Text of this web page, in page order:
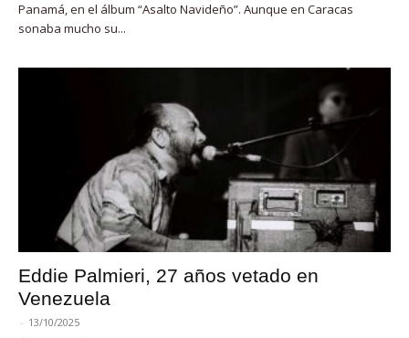
Panamá, en el álbum “Asalto Navideño”. Aunque en Caracas
sonaba mucho su...
Eddie Palmieri, 27 años vetado en
Venezuela
- 13/10/2025